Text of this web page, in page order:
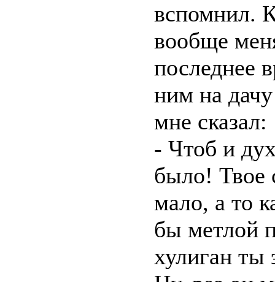
вспомнил.
вообще
последнее
ним на
мне сказал:
- Чтоб и
было! Твое
мало, а то
бы метлой
хулиган ты